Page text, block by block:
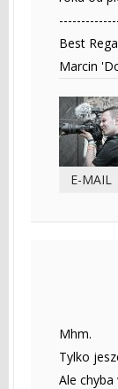
Best
Marcin
E-MAIL
Mhm.
Tylko
Ale